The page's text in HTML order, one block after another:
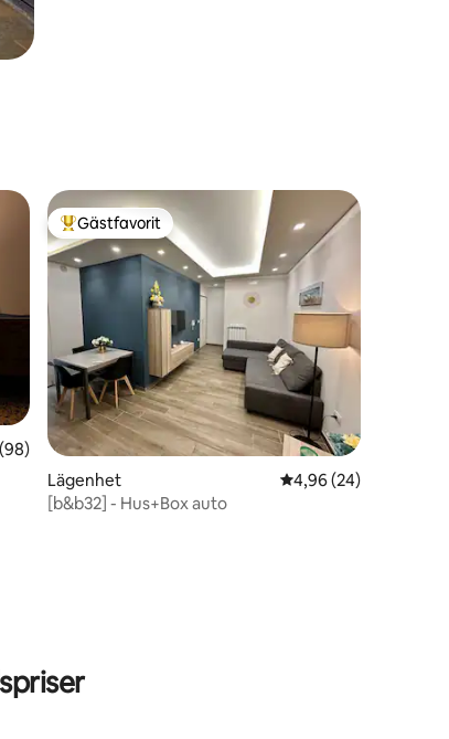
5 i genomsnittligt betyg, 98 omdömen
Populär gästfavorit
Gästfavorit
Lägenhet 4,96 av 5 i
4,96 (24)
[b&b32] - Hus+Box auto